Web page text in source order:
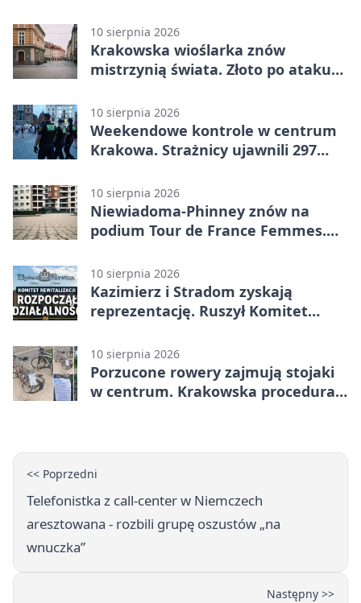
10 sierpnia 2026
Krakowska wioślarka znów
mistrzynią świata. Złoto po ataku
10 sierpnia 2026
Weekendowe kontrole w centrum
Krakowa. Strażnicy ujawnili 297
10 sierpnia 2026
Niewiadoma-Phinney znów na
podium Tour de France Femmes.
10 sierpnia 2026
Kazimierz i Stradom zyskają
reprezentację. Ruszył Komitet
10 sierpnia 2026
Porzucone rowery zajmują stojaki
w centrum. Krakowska procedura
<< Poprzedni
Telefonistka z call-center w Niemczech
aresztowana - rozbili grupę oszustów „na
wnuczka”
Następny >>